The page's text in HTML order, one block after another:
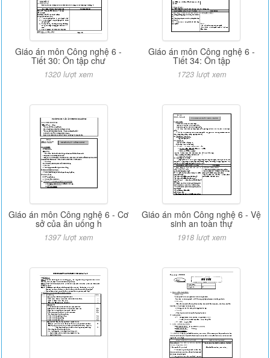
Giáo án môn Công nghệ 6 -
Tiết 30: Ôn tập chư
1320 lượt xem
Giáo án môn Công nghệ 6 -
Tiết 34: Ôn tập
1723 lượt xem
Giáo án môn Công nghệ 6 - Cơ
sở của ăn uống h
1397 lượt xem
Giáo án môn Công nghệ 6 - Vệ
sinh an toàn thự
1918 lượt xem